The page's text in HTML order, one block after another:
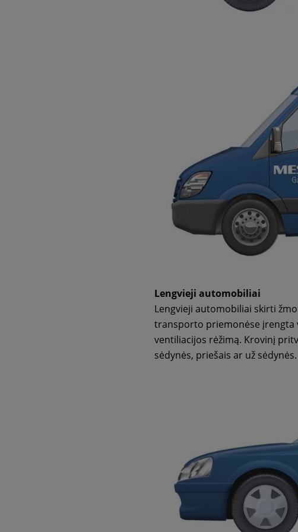
Lengvieji automobiliai
Lengvieji automobiliai skirti
transporto priemonėse įrengta
ventiliacijos rėžimą. Krovinį
sėdynės, priešais ar už